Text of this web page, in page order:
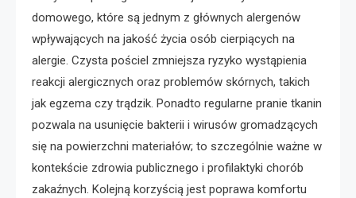
domowego, które są jednym z głównych alergenów
wpływających na jakość życia osób cierpiących na
alergie. Czysta pościel zmniejsza ryzyko wystąpienia
reakcji alergicznych oraz problemów skórnych, takich
jak egzema czy trądzik. Ponadto regularne pranie tkanin
pozwala na usunięcie bakterii i wirusów gromadzących
się na powierzchni materiałów; to szczególnie ważne w
kontekście zdrowia publicznego i profilaktyki chorób
zakaźnych. Kolejną korzyścią jest poprawa komfortu